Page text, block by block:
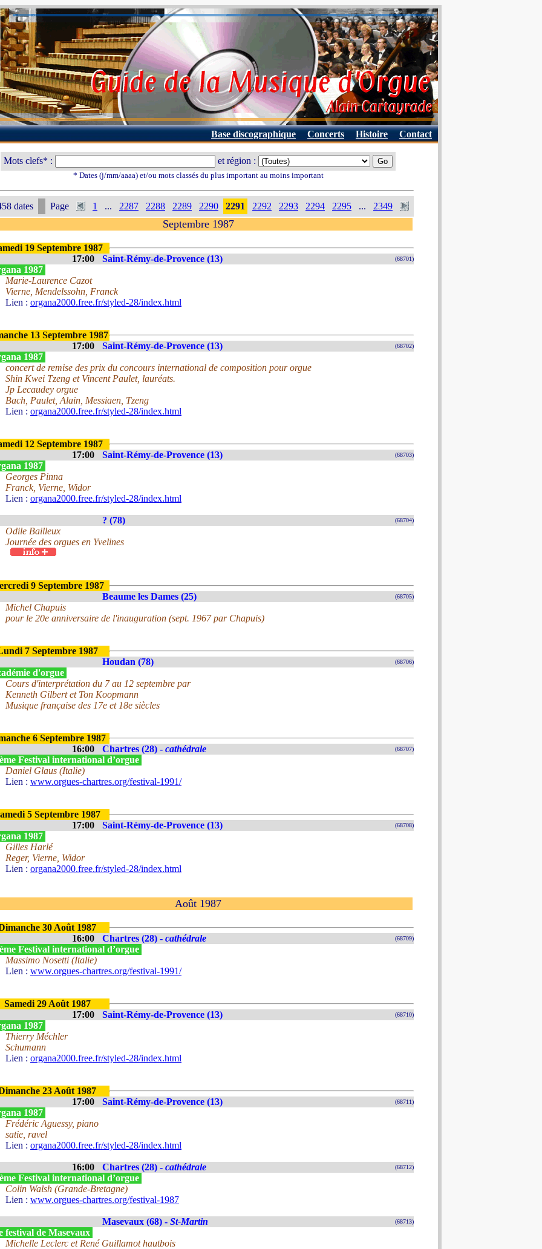
Base discographique Concerts Histoire Contact
Mots clefs* : et région :
* Dates (j/mm/aaaa) et/ou mots classés du plus important au moins important
dates Page 1 ... 2287 2288 2289 2290 2291 2292 2293 2294 2295 ... 2349
Septembre 1987
19 Septembre 1987
17:00
Saint-Rémy-de-Provence (13) (68701)
1987
Marie-Laurence Cazot
Vierne, Mendelssohn, Franck
Lien : organa2000.free.fr/styled-28/index.html
13 Septembre 1987
17:00
Saint-Rémy-de-Provence (13) (68702)
1987
concert de remise des prix du concours international de composition pour orgue
Shin Kwei Tzeng et Vincent Paulet, lauréats.
Jp Lecaudey orgue
Bach, Paulet, Alain, Messiaen, Tzeng
Lien : organa2000.free.fr/styled-28/index.html
12 Septembre 1987
17:00
Saint-Rémy-de-Provence (13) (68703)
1987
Georges Pinna
Franck, Vierne, Widor
Lien : organa2000.free.fr/styled-28/index.html
? (78) (68704)
Odile Bailleux
Journée des orgues en Yvelines
9 Septembre 1987
Beaume les Dames (25)
(68705)
Michel Chapuis
pour le 20e anniversaire de l'inauguration (sept. 1967 par Chapuis)
7 Septembre 1987
Houdan (78)
(68706)
d'orgue
Cours d'interprétation du 7 au 12 septembre par
Kenneth Gilbert et Ton Koopmann
Musique française des 17e et 18e siècles
6 Septembre 1987
16:00
Chartres (28) - cathédrale (68707)
Festival international d’orgue
Daniel Glaus (Italie)
Lien : www.orgues-chartres.org/festival-1991/
5 Septembre 1987
17:00
Saint-Rémy-de-Provence (13) (68708)
1987
Gilles Harlé
Reger, Vierne, Widor
Lien : organa2000.free.fr/styled-28/index.html
Août 1987
30 Août 1987
16:00
Chartres (28) - cathédrale (68709)
Festival international d’orgue
Massimo Nosetti (Italie)
Lien : www.orgues-chartres.org/festival-1991/
Samedi 29 Août 1987
17:00
Saint-Rémy-de-Provence (13) (68710)
1987
Thierry Méchler
Schumann
Lien : organa2000.free.fr/styled-28/index.html
23 Août 1987
17:00
Saint-Rémy-de-Provence (13) (68711)
1987
Frédéric Aguessy, piano
satie, ravel
Lien : organa2000.free.fr/styled-28/index.html
16:00 Chartres (28) - cathédrale (68712)
Festival international d’orgue
Colin Walsh (Grande-Bretagne)
Lien : www.orgues-chartres.org/festival-1987
Masevaux (68) - St-Martin (68713)
festival de Masevaux
Michelle Leclerc et René Guillamot hautbois